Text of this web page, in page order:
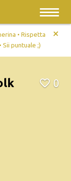
• Rispetta
Sii puntuale ;)
+
0